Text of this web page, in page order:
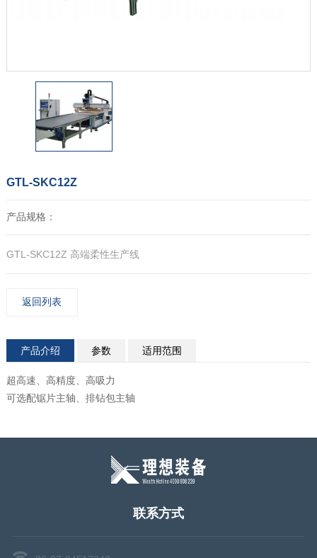
GTL-SKC12Z
产品规格：
GTL-SKC12Z 高端柔性生产线
返回列表
产品介绍 参数 适用范围
超高速、高精度、高吸力
可选配锯片主轴、排钻包主轴
联系方式